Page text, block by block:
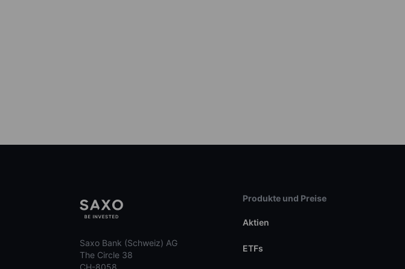
Saxo Bank (Schweiz) AG
The Circle 38
Produkte und Preise
Aktien
ETFs